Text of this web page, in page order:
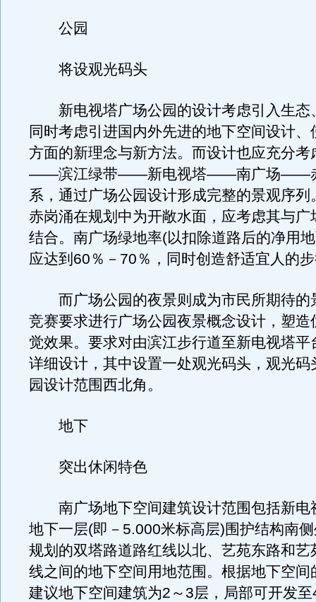
公园
将设观光码头
新电视塔广场公园的设计考虑引入生态
同时考虑引进国内外先进的地下空间设计、
方面的新理念与新方法。而设计也应充分考
——滨江绿带——新电视塔——南广场——
系，通过广场公园设计形成完整的景观序列
赤岗涌在规划中为开敞水面，应考虑其与广
结合。南广场绿地率(以扣除道路后的净用
应达到60％－70％，同时创造舒适宜人的
而广场公园的夜景则成为市民所期待的
竞赛要求进行广场公园夜景概念设计，塑造
觉效果。要求对由滨江步行道至新电视塔平
详细设计，其中设置一处观光码头，观光码
园设计范围西北角。
地下
突出休闲特色
南广场地下空间建筑设计范围包括新电
地下一层(即－5.000米标高层)围护结构南
规划的双塔路道路红线以北、艺苑东路和艺
线之间的地下空间用地范围。根据地下空间
建议地下空间建筑为2～3层，局部可开发